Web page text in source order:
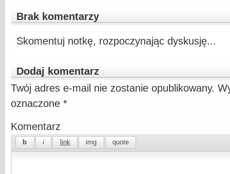
Brak komentarzy
Skomentuj notkę, rozpoczynając dyskusję...
Dodaj komentarz
Twój adres e-mail nie zostanie opublikowany.
oznaczone *
Komentarz